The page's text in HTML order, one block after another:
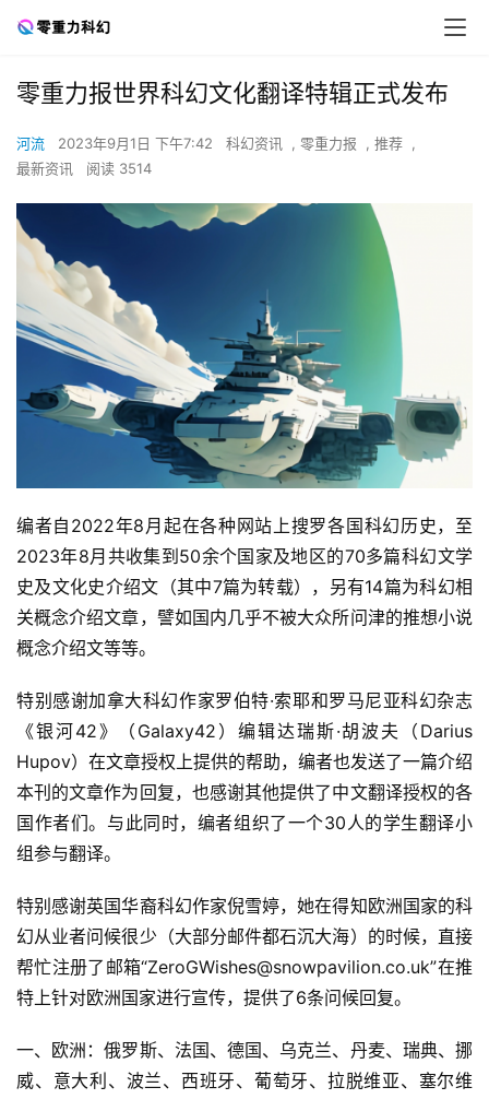
零重力报世界科幻文化翻译特辑正式发布
河流 2023年9月1日 下午7:42 科幻资讯 , 零重力报 , 推荐
,
最新资讯
阅读 3514
编者自2022年8月起在各种网站上搜罗各国科幻历史，至
2023年8月共收集到50余个国家及地区的70多篇科幻文学
史及文化史介绍文（其中7篇为转载），另有14篇为科幻相
关概念介绍文章，譬如国内几乎不被大众所问津的推想小说
概念介绍文等等。
特别感谢加拿大科幻作家罗伯特·索耶和罗马尼亚科幻杂志
《银河42》（Galaxy42）编辑达瑞斯·胡波夫（Darius
Hupov）在文章授权上提供的帮助，编者也发送了一篇介绍
本刊的文章作为回复，也感谢其他提供了中文翻译授权的各
国作者们。与此同时，编者组织了一个30人的学生翻译小
组参与翻译。
特别感谢英国华裔科幻作家倪雪婷，她在得知欧洲国家的科
幻从业者问候很少（大部分邮件都石沉大海）的时候，直接
帮忙注册了邮箱“ZeroGWishes@snowpavilion.co.uk”在推
特上针对欧洲国家进行宣传，提供了6条问候回复。
一、欧洲：俄罗斯、法国、德国、乌克兰、丹麦、瑞典、挪
威、意大利、波兰、西班牙、葡萄牙、拉脱维亚、塞尔维